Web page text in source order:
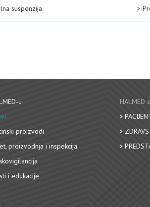
suspenzija >
u
proizvodi
proizvodnja i inspekcija
i edukacije
HALMED